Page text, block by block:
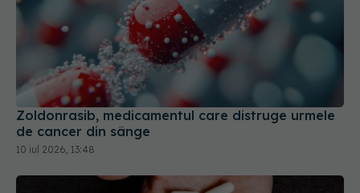
Zoldonrasib, medicamentul care distruge urmele
de cancer din sânge
10 iul 2026, 13:48